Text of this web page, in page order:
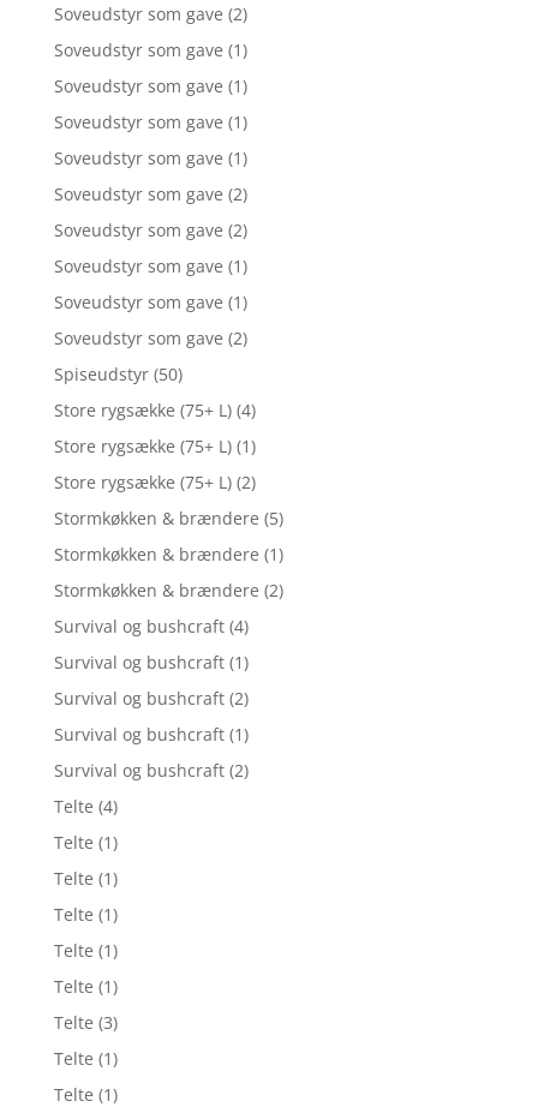
Soveudstyr som gave (2)
Soveudstyr som gave (1)
Soveudstyr som gave (1)
Soveudstyr som gave (1)
Soveudstyr som gave (1)
Soveudstyr som gave (2)
Soveudstyr som gave (2)
Soveudstyr som gave (1)
Soveudstyr som gave (1)
Soveudstyr som gave (2)
Spiseudstyr (50)
Store rygsække (75+ L) (4)
Store rygsække (75+ L) (1)
Store rygsække (75+ L) (2)
Stormkøkken & brændere (5)
Stormkøkken & brændere (1)
Stormkøkken & brændere (2)
Survival og bushcraft (4)
Survival og bushcraft (1)
Survival og bushcraft (2)
Survival og bushcraft (1)
Survival og bushcraft (2)
Telte (4)
Telte (1)
Telte (1)
Telte (1)
Telte (1)
Telte (1)
Telte (3)
Telte (1)
Telte (1)